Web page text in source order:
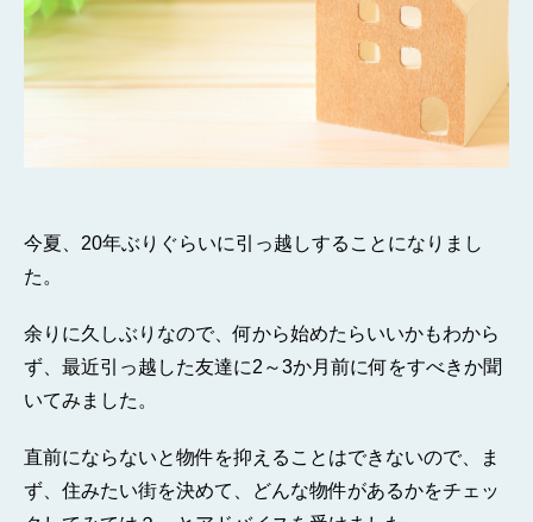
今夏、20年ぶりぐらいに引っ越しすることになりまし
た。
余りに久しぶりなので、何から始めたらいいかもわから
ず、最近引っ越した友達に2～3か月前に何をすべきか聞
いてみました。
直前にならないと物件を抑えることはできないので、ま
ず、住みたい街を決めて、どんな物件があるかをチェッ